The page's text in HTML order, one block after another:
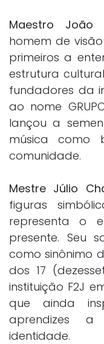
Maestro João
homem de
primeiros a
estrutura
fundadores da
ao nome
lançou a
música como
comunidade.
Mestre Júlio
figuras
representa o
presente. Seu
como sinônimo
dos 17
instituição F2J
que ainda
aprendizes a
identidade.